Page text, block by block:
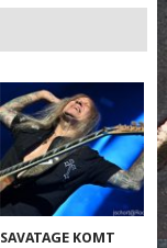
SAVATAGE KOMT